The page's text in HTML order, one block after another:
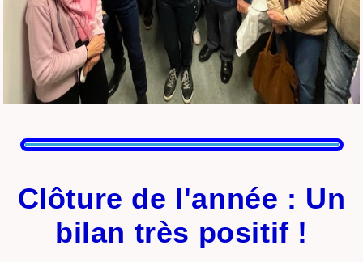
Clôture de l'année : Un
bilan très positif !